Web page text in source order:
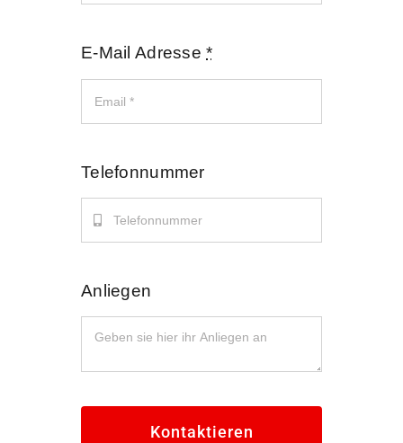
E-Mail Adresse*
Telefonnummer
Anliegen
Kontaktieren